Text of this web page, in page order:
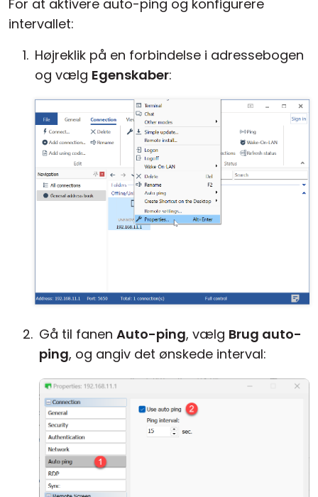
For at aktivere auto-ping og konfigurere
intervallet:
Højreklik på en forbindelse i adressebogen
og vælg Egenskaber:
Gå til fanen Auto-ping, vælg Brug auto-
ping, og angiv det ønskede interval: